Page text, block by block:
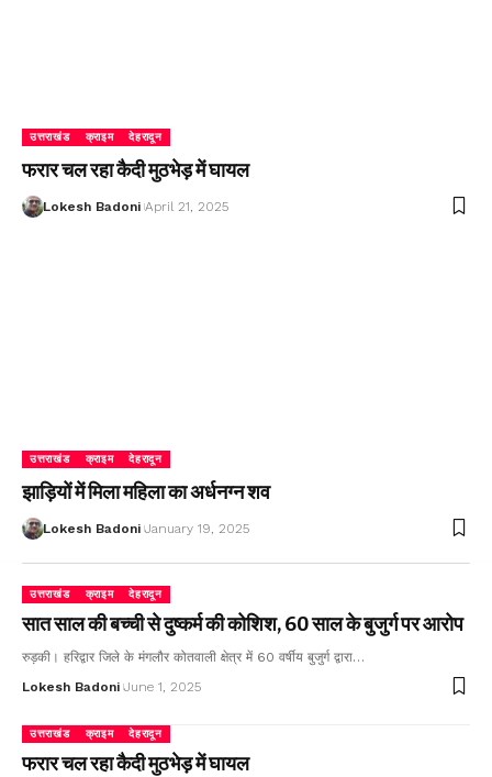
उत्तराखंड क्राइम देहरादून
फरार चल रहा कैदी मुठभेड़ में घायल
Lokesh Badoni April 21, 2025
उत्तराखंड क्राइम देहरादून
झाड़ियों में मिला महिला का अर्धनग्न शव
Lokesh Badoni January 19, 2025
उत्तराखंड क्राइम देहरादून
सात साल की बच्ची से दुष्कर्म की कोशिश, 60 साल के बुजुर्ग पर आरोप
रुड़की। हरिद्वार जिले के मंगलौर कोतवाली क्षेत्र में 60 वर्षीय बुजुर्ग द्वारा…
Lokesh Badoni June 1, 2025
उत्तराखंड क्राइम देहरादून
फरार चल रहा कैदी मुठभेड़ में घायल